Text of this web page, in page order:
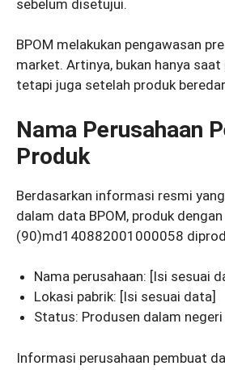
sebelum disetujui.
BPOM melakukan pengawasan
market. Artinya, bukan hanya saat
tetapi juga setelah produk
Nama Perusahaan
Produk
Berdasarkan informasi resmi
dalam data BPOM, produk
(90)md140882001000058
Nama perusahaan: [Isi sesuai
Lokasi pabrik: [Isi sesuai data]
Status: Produsen dalam negeri
Informasi perusahaan pembuat